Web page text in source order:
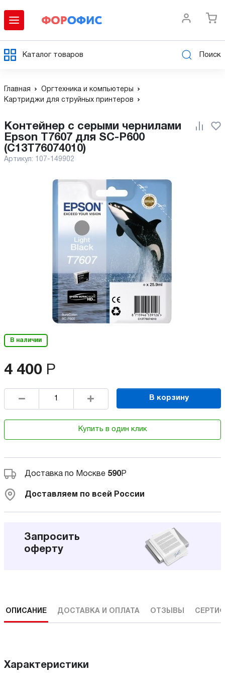
Каталог товаров Поиск
Главная
Оргтехника и компьютеры
Картриджи для струйных принтеров
Контейнер с серыми чернилами
Epson T7607 для SC-P600
(C13T76074010)
Артикул: 107-149902
В наличии
4 400 Р
В корзину
Купить в один клик
Доставка по Москве 590Р
Доставляем по всей России
Запросить
оферту
ОПИСАНИЕ ДОСТАВКА И ОПЛАТА ОТЗЫВЫ
Характеристики